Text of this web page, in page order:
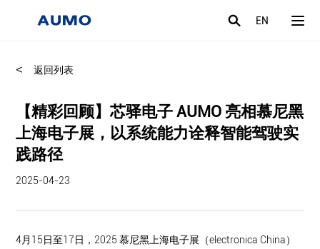
EN
< 返回列表
【精彩回顾】芯驿电子 AUMO 亮相慕尼黑
上海电子展，以系统能力诠释智能驾驶实
践路径
2025-04-23
4月15日至17日，2025 慕尼黑上海电子展（electronica China）